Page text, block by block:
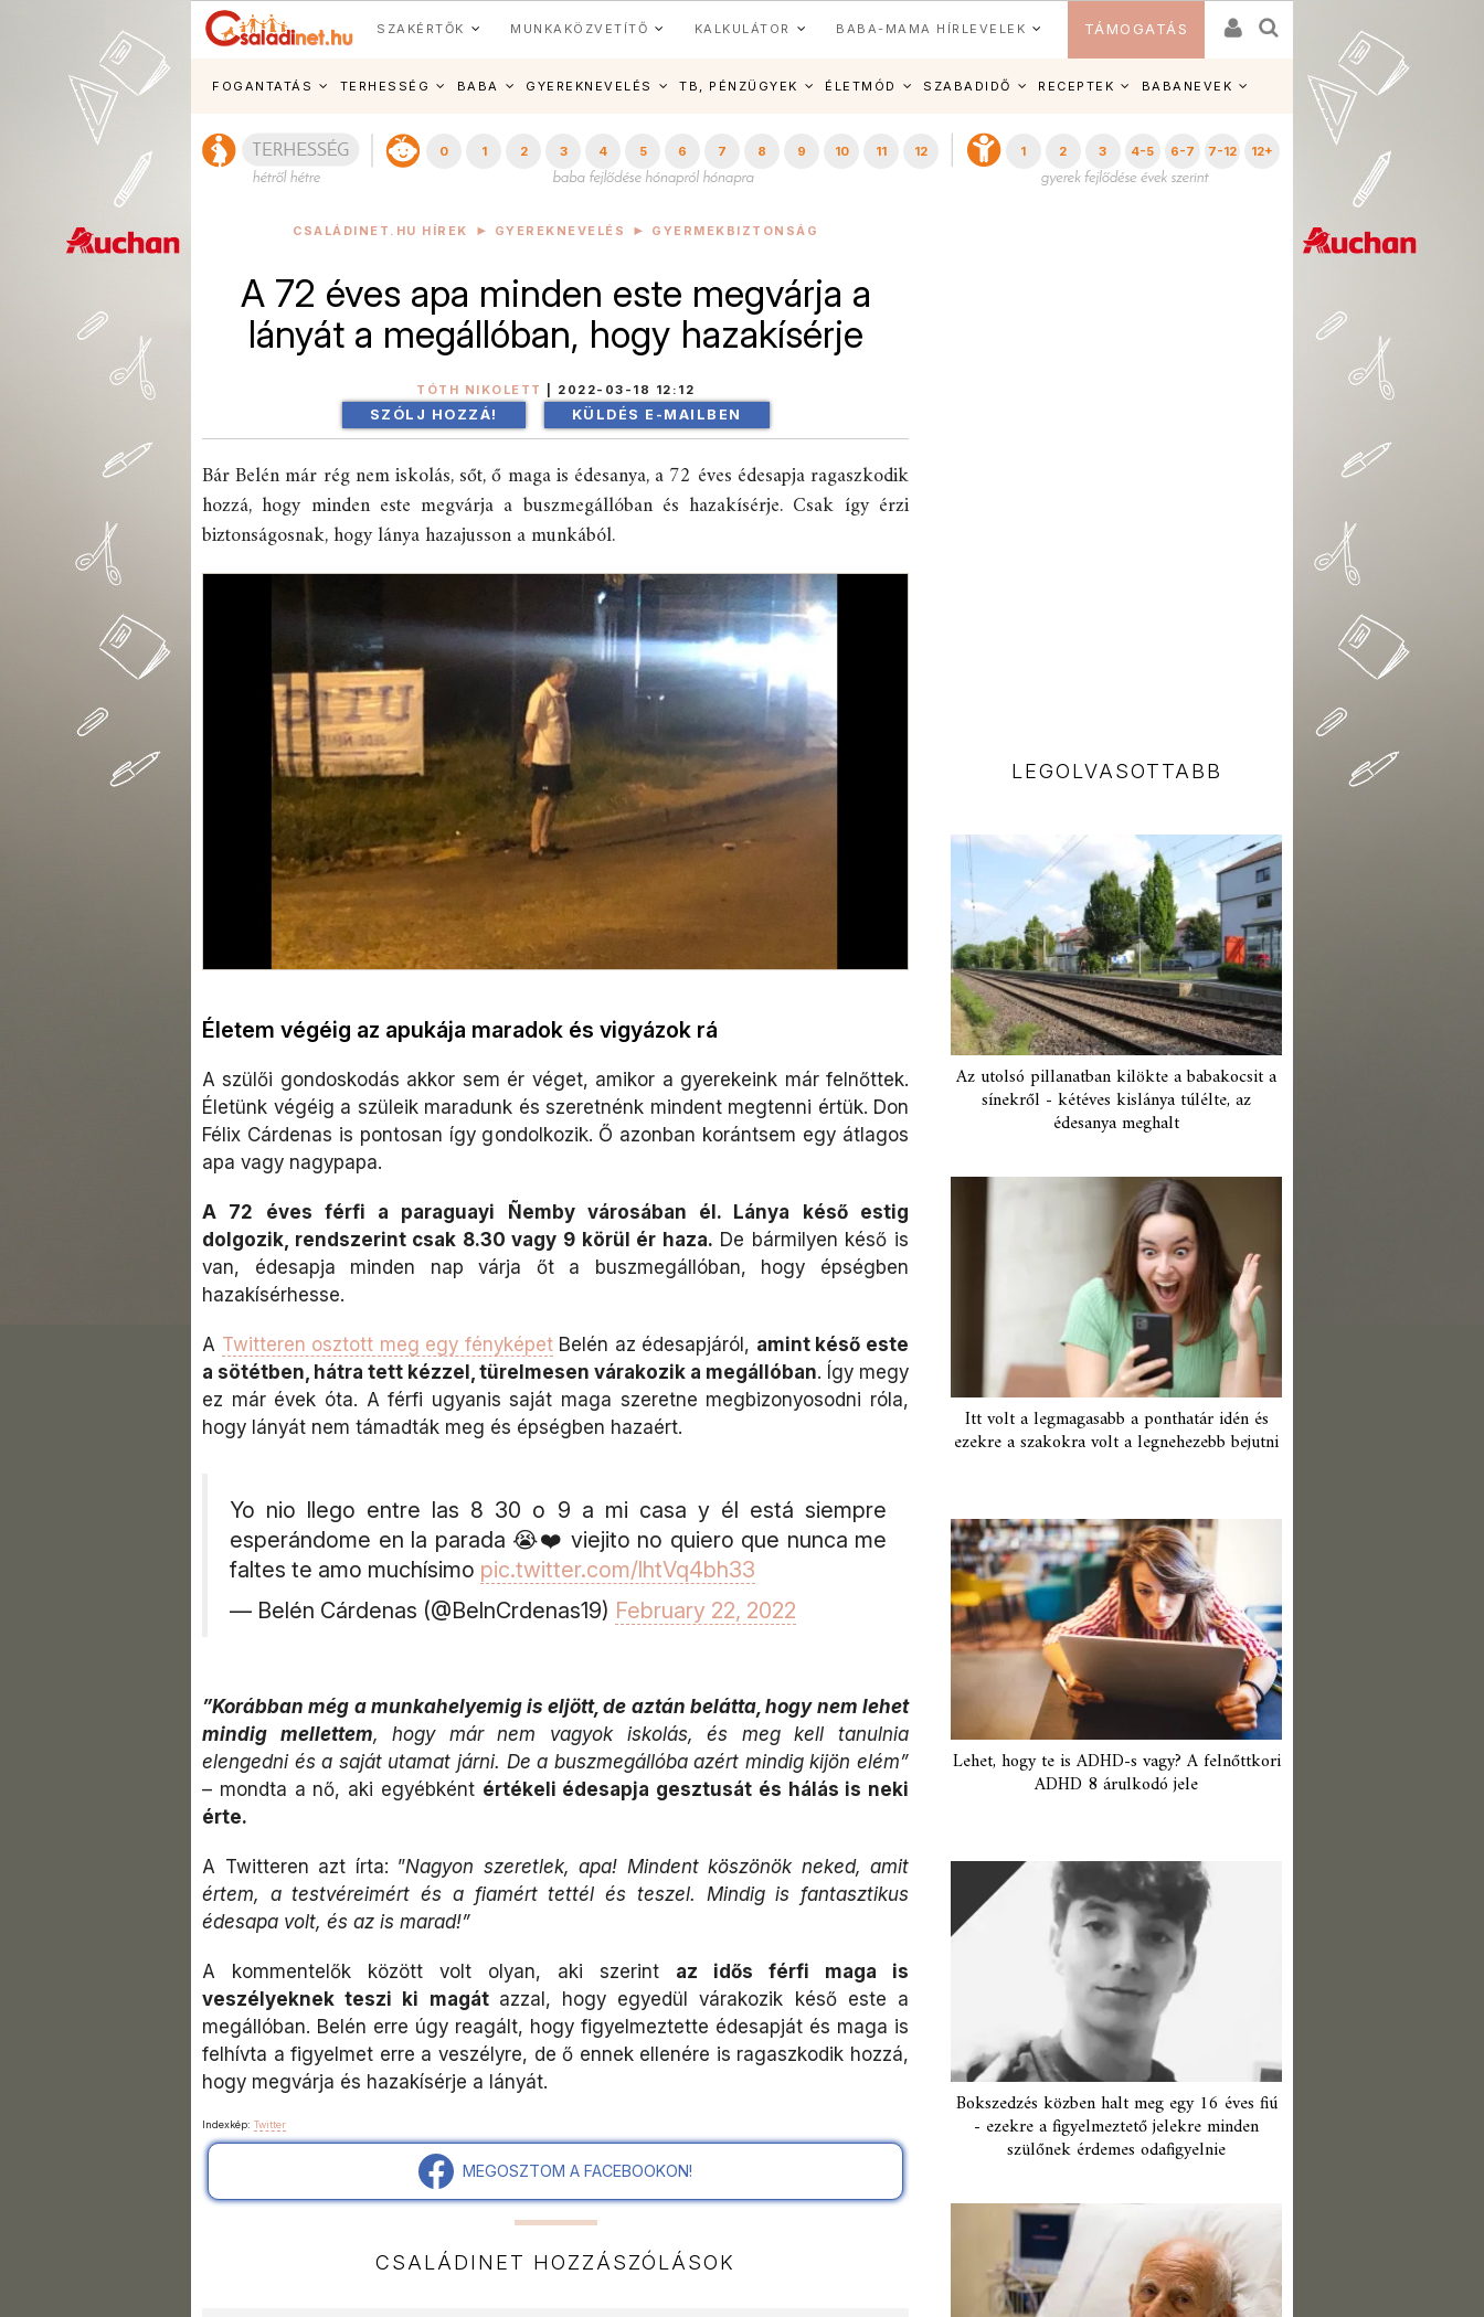
SZAKÉRTŐK MUNKAKÖZVETÍTŐ KALKULÁTOR BABA-MAMA HÍRLEVELEK TÁMOGATÁS
FOGANTATÁS TERHESSÉG BABA GYEREKNEVELÉS TB, PÉNZÜGYEK ÉLETMÓD SZABADIDŐ RECEPTEK BABANEVEK
0 1 2 3 4 5 6 7 8 9 10 11 12 1 2 3 4-5 6-7 7-12 12+
CSALÁDINET.HU HÍREK GYEREKNEVELÉS GYERMEKBIZTONSÁG
A 72 éves apa minden este megvárja a
lányát a megállóban, hogy hazakísérje
TÓTH NIKOLETT 2022-03-18 12:12
SZÓLJ HOZZÁ! KÜLDÉS E-MAILBEN
Bár Belén már rég nem iskolás, sőt, ő maga is édesanya, a 72 éves édesapja ragaszkodik
hozzá, hogy minden este megvárja a buszmegállóban és hazakísérje. Csak így érzi
biztonságosnak, hogy lánya hazajusson a munkából.
Életem végéig az apukája maradok és vigyázok rá
A szülői gondoskodás akkor sem ér véget, amikor a gyerekeink már felnőttek.
Életünk végéig a szüleik maradunk és szeretnénk mindent megtenni értük. Don
Félix Cárdenas is pontosan így gondolkozik. Ő azonban korántsem egy átlagos
apa vagy nagypapa.
A 72 éves férfi a paraguayi Ñemby városában él. Lánya késő estig
dolgozik, rendszerint csak 8.30 vagy 9 körül ér haza. De bármilyen késő is
van, édesapja minden nap várja őt a buszmegállóban, hogy épségben
hazakísérhesse.
A Twitteren osztott meg egy fényképetBelén az édesapjáról, amint késő este
a sötétben, hátra tett kézzel, türelmesen várakozik a megállóban. Így megy
ez már évek óta. A férfi ugyanis saját maga szeretne megbizonyosodni róla,
hogy lányát nem támadták meg és épségben hazaért.
Yo nio llego entre las 8 30 o 9 a mi casa y él está siempre
esperándome en la parada 😭❤️ viejito no quiero que nunca me
faltes te amo muchísimo pic.twitter.com/lhtVq4bh33
— Belén Cárdenas (@BelnCrdenas19) February 22, 2022
”Korábban még a munkahelyemig is eljött, de aztán belátta, hogy nem lehet
mindig mellettem, hogy már nem vagyok iskolás, és meg kell tanulnia
elengedni és a saját utamat járni. De a buszmegállóba azért mindig kijön elém”
– mondta a nő, aki egyébként értékeli édesapja gesztusát és hálás is neki
érte.
A Twitteren azt írta: ”Nagyon szeretlek, apa! Mindent köszönök neked, amit
értem, a testvéreimért és a fiamért tettél és teszel. Mindig is fantasztikus
édesapa volt, és az is marad!”
A kommentelők között volt olyan, aki szerint az idős férfi maga is
veszélyeknek teszi ki magát azzal, hogy egyedül várakozik késő este a
megállóban. Belén erre úgy reagált, hogy figyelmeztette édesapját és maga is
felhívta a figyelmet erre a veszélyre, de ő ennek ellenére is ragaszkodik hozzá,
hogy megvárja és hazakísérje a lányát.
Indexkép: Twitter
MEGOSZTOM A FACEBOOKON!
CSALÁDINET HOZZÁSZÓLÁSOK
LEGOLVASOTTABB
Az utolsó pillanatban kilökte a babakocsit a
sínekről - kétéves kislánya túlélte, az
édesanya meghalt
Itt volt a legmagasabb a ponthatár idén és
ezekre a szakokra volt a legnehezebb bejutni
Lehet, hogy te is ADHD-s vagy? A felnőttkori
ADHD 8 árulkodó jele
Bokszedzés közben halt meg egy 16 éves fiú
- ezekre a figyelmeztető jelekre minden
szülőnek érdemes odafigyelnie